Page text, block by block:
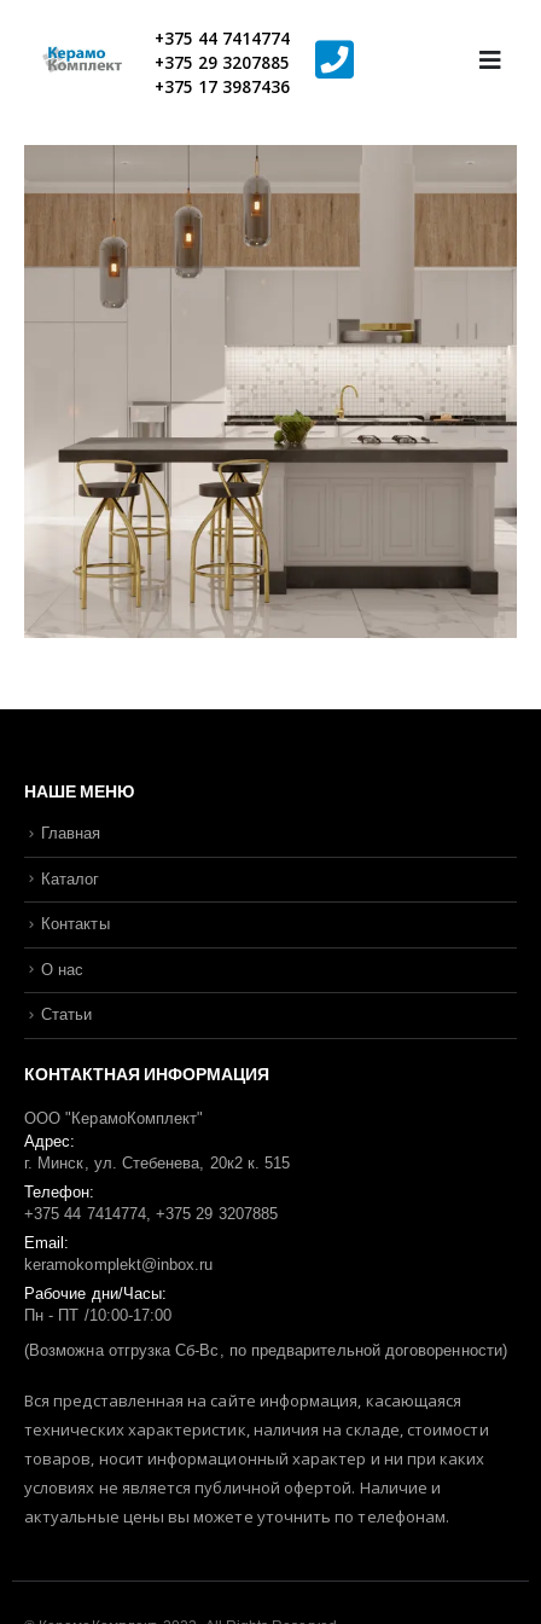
+375 44 7414774
+375 29 3207885
+375 17 3987436
НАШЕ МЕНЮ
Главная
Каталог
Контакты
О нас
Статьи
КОНТАКТНАЯ ИНФОРМАЦИЯ
ООО "КерамоКомплект"
Адрес:
г. Минск, ул. Стебенева, 20к2 к. 515
Телефон:
+375 44 7414774, +375 29 3207885
Email:
keramokomplekt@inbox.ru
Рабочие дни/Часы:
Пн - ПТ /10:00-17:00
(Возможна отгрузка Сб-Вс, по предварительной договоренности)
Вся представленная на сайте информация, касающаяся
технических характеристик, наличия на складе, стоимости
товаров, носит информационный характер и ни при каких
условиях не является публичной офертой. Наличие и
актуальные цены вы можете уточнить по телефонам.